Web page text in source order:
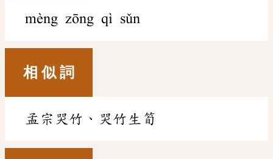
mèng zōng qì sǔn
相 似 詞
孟宗哭竹、哭竹生筍